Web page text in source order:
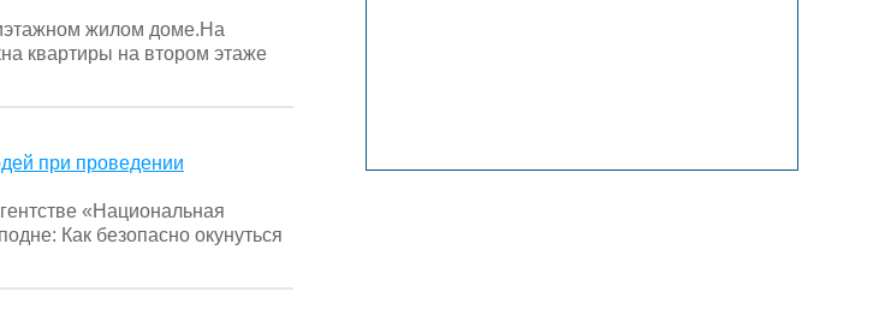
жилом доме.На
квартиры на втором этаже
при проведении
«Национальная
Как безопасно окунуться